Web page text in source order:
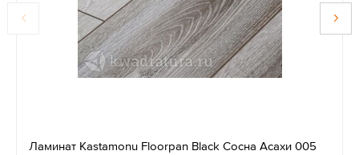
Ламинат Kastamonu Floorpan Black Сосна Асахи 005